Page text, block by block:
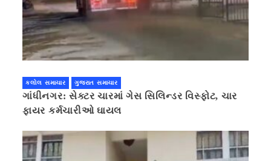
કલોલ સમાચાર ગુજરાત સમાચાર
ગાંધીનગર: સેક્ટર ચારમાં ગેસ સિલિન્ડર વિસ્ફોટ, ચાર
ફાયર કર્મચારીઓ ઘાયલ